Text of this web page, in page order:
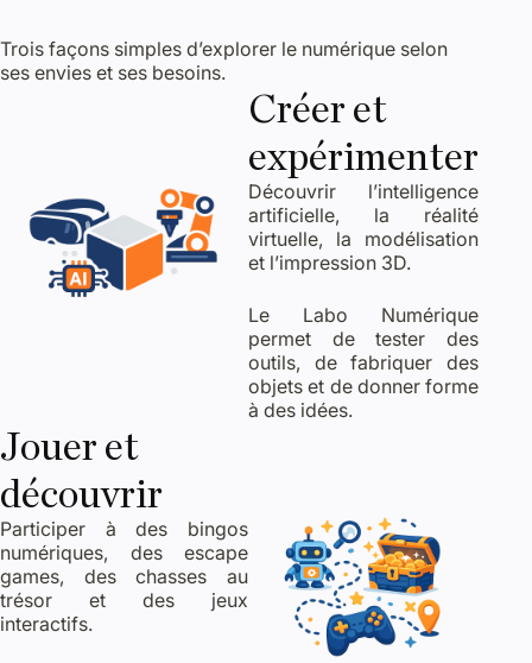
Trois façons simples d’explorer le numérique selon
ses envies et ses besoins.
Créer et
expérimenter
Découvrir l’intelligence
artificielle, la réalité
virtuelle, la modélisation
et l’impression 3D.
Le Labo Numérique
permet de tester des
outils, de fabriquer des
objets et de donner forme
à des idées.
Jouer et
découvrir
Participer à des bingos
numériques, des escape
games, des chasses au
trésor et des jeux
interactifs.